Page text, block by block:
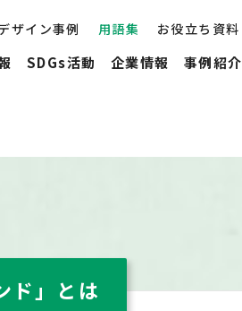
ザイン事例 用語集 お役立ち資料
SDGs活動 企業情報 事例紹介
ド」とは